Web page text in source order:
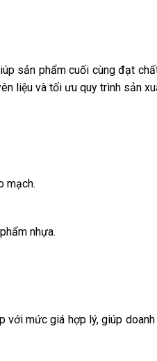
sản phẩm cuối cùng đạt
liệu và tối ưu quy trình sản
mạch.
nhựa.
với mức giá hợp lý, giúp doanh